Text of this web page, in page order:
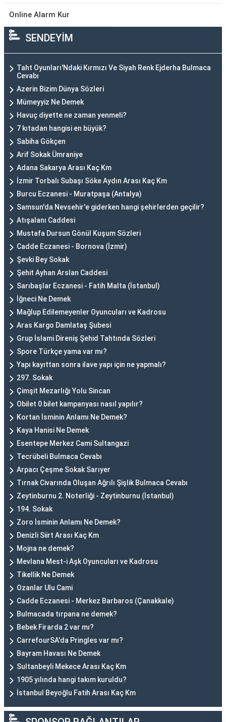
Online Alarm Kur
SENDEYİM
Taht Oyunları'Ndaki Kırmızı Ve Siyah Renk Ejderha Bulmaca
Cevabı
Azerin Bizim Dünya Sözleri
Mümeyyiz Ne Demek
Havuç diyette ne zaman yenmeli?
7 kıtadan hangisi en büyük?
Sabiha Gökçen
Arif Sokak Ümraniye
Adana Sakarya Arası Kaç Km
İzmir Torbalı Subaşı Söke Aydın Arası Kaç Km
Burcu Eczanesi - Muratpaşa (Antalya)
Samsun'da Nevsehir'e giderken hangi şehirlerden geçilir?
Atışalanı Caddesi
Mustafa Dursun Gönül Kuşum Sözleri
Cadde Eczanesi - Bornova (İzmir)
Şevki Bey Sokak
Şehit Ayhan Arslan Caddesi
Sarıbaşlar Eczanesi - Fatih Malta (İstanbul)
İğneci Ne Demek
Mağlup Edilemeyenler Oyuncuları ve Kadrosu
Aras Kargo Damlataş Şubesi
Grup İslami Direniş Şehid Tahtında Sözleri
Spore Türkçe yama var mı?
Yapı kayıttan sonra ilave yapı için ne yapmalı?
297. Sokak
Çimşit Mezarlığı Yolu Sincan
Obilet 0 bilet kampanyası nasıl yapılır?
Kortan İsminin Anlamı Ne Demek?
Kaya Hanisi Ne Demek
Esentepe Merkez Cami Sultangazi
Tecrübeli Bulmaca Cevabı
Arpacı Çeşme Sokak Sarıyer
Tırnak Civarında Oluşan Ağrılı Şişlik Bulmaca Cevabı
Zeytinburnu 2. Noterliği - Zeytinburnu (İstanbul)
194. Sokak
Zoro İsminin Anlamı Ne Demek?
Denizli Siirt Arası Kaç Km
Mojna ne demek?
Mevlana Mest-i Aşk Oyuncuları ve Kadrosu
Tikellik Ne Demek
Ozanlar Ulu Cami
Cadde Eczanesi - Merkez Barbaros (Çanakkale)
Bulmacada tırpana ne demek?
Bebek Firarda 2 var mı?
CarrefourSA'da Pringles var mı?
Bayram Havası Ne Demek
Sultanbeyli Mekece Arası Kaç Km
1905 yılında hangi takım kuruldu?
İstanbul Beyoğlu Fatih Arası Kaç Km